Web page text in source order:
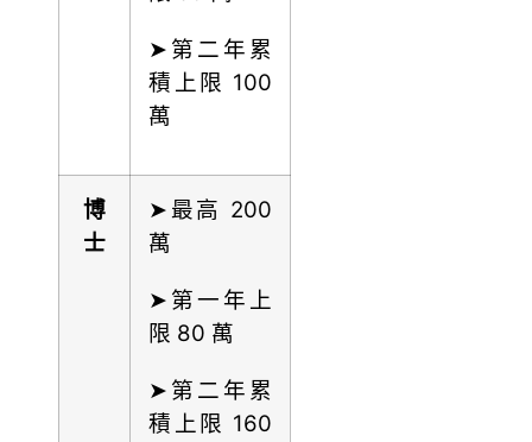
➤第二年累
積上限 100
萬
博
士
➤最高 200
萬
➤第一年上
限 80 萬
➤第二年累
積上限 160